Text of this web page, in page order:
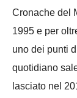
Cronache del
1995 e per
uno dei punti
quotidiano
lasciato nel